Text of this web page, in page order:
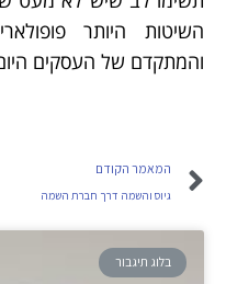
השיטות היותר
והמתקדם של העסקים
המאמר הקודם
גיוס והשמה דרך חברת השמה
בלוג תיגבור